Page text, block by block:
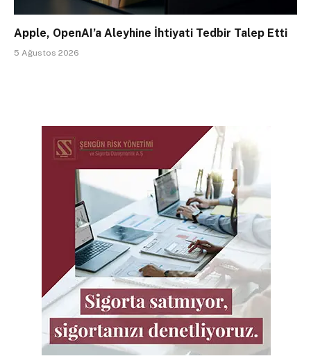
Apple, OpenAI’a Aleyhine İhtiyati Tedbir Talep Etti
5 Ağustos 2026